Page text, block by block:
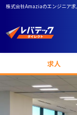
株式会社Amaziaのエンジニア
求人